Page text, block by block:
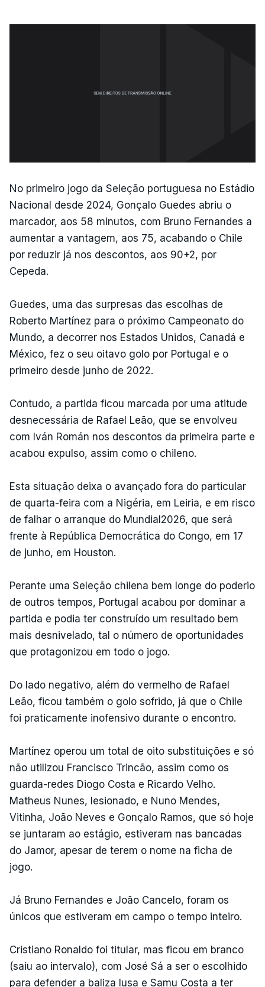
No primeiro jogo da Seleção portuguesa no Estádio
Nacional desde 2024, Gonçalo Guedes abriu o
marcador, aos 58 minutos, com Bruno Fernandes a
aumentar a vantagem, aos 75, acabando o Chile
por reduzir já nos descontos, aos 90+2, por
Cepeda.
Guedes, uma das surpresas das escolhas de
Roberto Martínez para o próximo Campeonato do
Mundo, a decorrer nos Estados Unidos, Canadá e
México, fez o seu oitavo golo por Portugal e o
primeiro desde junho de 2022.
Contudo, a partida ficou marcada por uma atitude
desnecessária de Rafael Leão, que se envolveu
com Iván Román nos descontos da primeira parte e
acabou expulso, assim como o chileno.
Esta situação deixa o avançado fora do particular
de quarta-feira com a Nigéria, em Leiria, e em risco
de falhar o arranque do Mundial2026, que será
frente à República Democrática do Congo, em 17
de junho, em Houston.
Perante uma Seleção chilena bem longe do poderio
de outros tempos, Portugal acabou por dominar a
partida e podia ter construído um resultado bem
mais desnivelado, tal o número de oportunidades
que protagonizou em todo o jogo.
Do lado negativo, além do vermelho de Rafael
Leão, ficou também o golo sofrido, já que o Chile
foi praticamente inofensivo durante o encontro.
Martínez operou um total de oito substituições e só
não utilizou Francisco Trincão, assim como os
guarda-redes Diogo Costa e Ricardo Velho.
Matheus Nunes, lesionado, e Nuno Mendes,
Vitinha, João Neves e Gonçalo Ramos, que só hoje
se juntaram ao estágio, estiveram nas bancadas
do Jamor, apesar de terem o nome na ficha de
jogo.
Já Bruno Fernandes e João Cancelo, foram os
únicos que estiveram em campo o tempo inteiro.
Cristiano Ronaldo foi titular, mas ficou em branco
(saiu ao intervalo), com José Sá a ser o escolhido
para defender a baliza lusa e Samu Costa a ter